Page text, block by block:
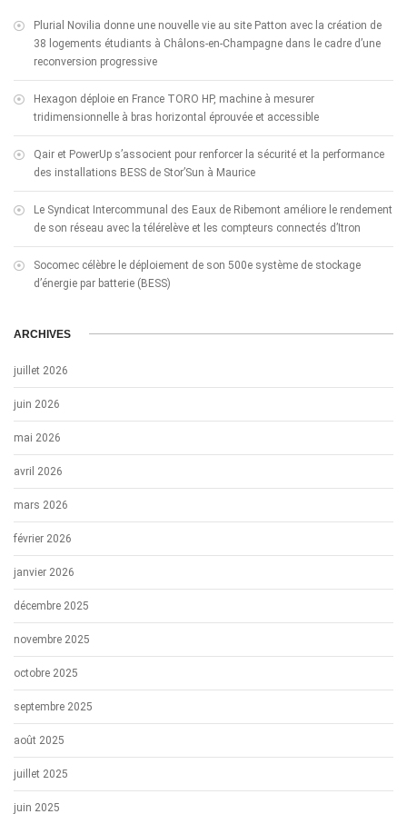
Plurial Novilia donne une nouvelle vie au site Patton avec la création de
38 logements étudiants à Châlons-en-Champagne dans le cadre d’une
reconversion progressive
Hexagon déploie en France TORO HP, machine à mesurer
tridimensionnelle à bras horizontal éprouvée et accessible
Qair et PowerUp s’associent pour renforcer la sécurité et la performance
des installations BESS de Stor’Sun à Maurice
Le Syndicat Intercommunal des Eaux de Ribemont améliore le rendement
de son réseau avec la télérelève et les compteurs connectés d’Itron
Socomec célèbre le déploiement de son 500e système de stockage
d’énergie par batterie (BESS)
ARCHIVES
juillet 2026
juin 2026
mai 2026
avril 2026
mars 2026
février 2026
janvier 2026
décembre 2025
novembre 2025
octobre 2025
septembre 2025
août 2025
juillet 2025
juin 2025